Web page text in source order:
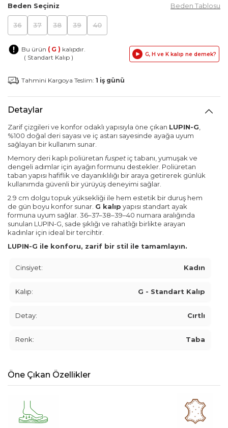
Beden Seçiniz Beden Tablosu
36 37 38 39 40
Bu ürün ( G ) kalıpdır.
( Standart Kalıp )
G, H ve K kalıp ne demek?
Tahmini Kargoya Teslim: 1 iş günü
Detaylar
Zarif çizgileri ve konfor odaklı yapısıyla öne çıkan LUPIN-G,
%100 doğal deri sayası ve iç astarı sayesinde ayağa uyum
sağlayan bir kullanım sunar.
Memory deri kaplı poliüretan fuspet iç tabanı, yumuşak ve
dengeli adımlar için ayağın formunu destekler. Poliüretan
taban yapısı hafiflik ve dayanıklılığı bir araya getirerek günlük
kullanımda güvenli bir yürüyüş deneyimi sağlar.
2.9 cm dolgu topuk yüksekliği ile hem estetik bir duruş hem
de gün boyu konfor sunar. G kalıp yapısı standart ayak
formuna uyum sağlar. 36–37–38–39–40 numara aralığında
sunulan LUPIN-G, sade şıklığı ve rahatlığı birlikte arayan
kadınlar için ideal bir tercihtir.
LUPIN-G ile konforu, zarif bir stil ile tamamlayın.
Cinsiyet: Kadın
Kalıp: G - Standart Kalıp
Detay: Cırtlı
Renk: Taba
Öne Çıkan Özellikler